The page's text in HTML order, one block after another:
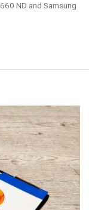
ND and Samsung